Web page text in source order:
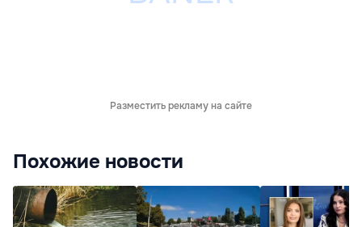
Разместить рекламу на сайте
Похожие новости